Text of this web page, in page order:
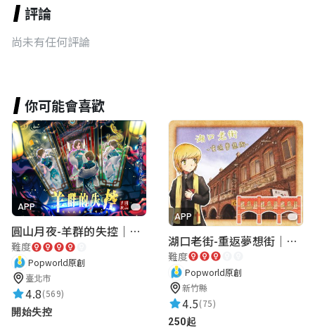
評論
尚未有任何評論
你可能會喜歡
APP
圓山月夜-羊群的失控｜圓山飯店 ARG實境解謎遊戲
難度
Popworld原創
臺北市
4.8(569)
開始失控
APP
湖口老街-重返夢想街｜新竹老街城市解謎
難度
Popworld原創
新竹縣
4.5(75)
250起